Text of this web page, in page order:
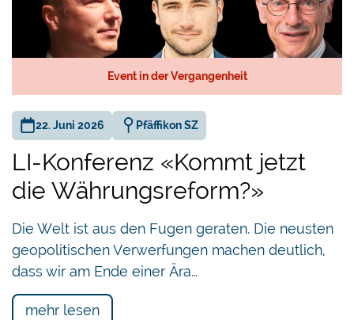
Event in der Vergangenheit
22. Juni 2026 Pfäffikon SZ
LI-Konferenz «Kommt jetzt
die Währungsreform?»
Die Welt ist aus den Fugen geraten. Die neusten
geopolitischen Verwerfungen machen deutlich,
dass wir am Ende einer Ära…
mehr lesen